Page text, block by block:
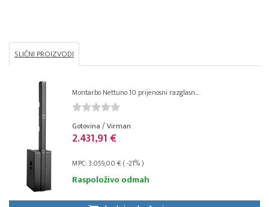
SLIČNI PROIZVODI
Montarbo Nettuno 10 prijenosni razglasn...
Gotovina / Virman
2.431,91 €
MPC: 3.059,00 € ( -21% )
Raspoloživo odmah